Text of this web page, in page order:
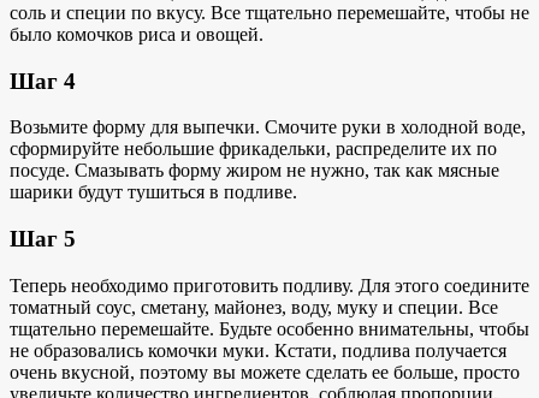
соль и специи по вкусу. Все тщательно перемешайте, чтобы не
было комочков риса и овощей.
Шаг 4
Возьмите форму для выпечки. Смочите руки в холодной воде,
сформируйте небольшие фрикадельки, распределите их по
посуде. Смазывать форму жиром не нужно, так как мясные
шарики будут тушиться в подливе.
Шаг 5
Теперь необходимо приготовить подливу. Для этого соедините
томатный соус, сметану, майонез, воду, муку и специи. Все
тщательно перемешайте. Будьте особенно внимательны, чтобы
не образовались комочки муки. Кстати, подлива получается
очень вкусной, поэтому вы можете сделать ее больше, просто
увеличьте количество ингредиентов, соблюдая пропорции.